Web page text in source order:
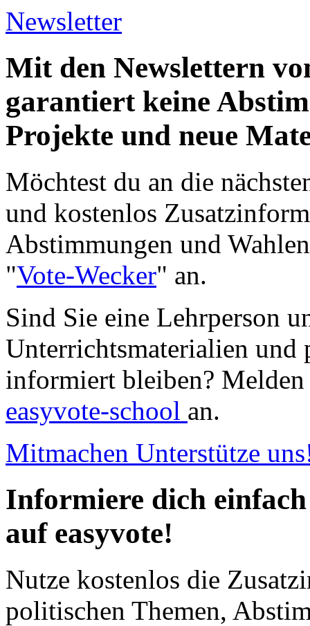
Newsletter
Mit den Newslettern
garantiert keine
Projekte und neue
Möchtest du an die
und kostenlos
Abstimmungen und
"Vote-Wecker" an.
Sind Sie eine Lehrperson
Unterrichtsmaterialien
informiert bleiben?
easyvote-school an.
Mitmachen Unterstütze
Informiere dich
auf easyvote!
Nutze kostenlos die
politischen Themen,